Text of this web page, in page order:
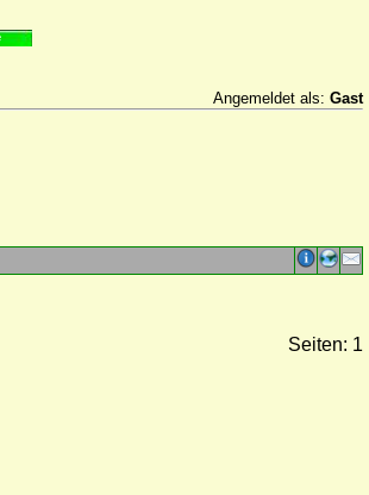
Angemeldet als: Gast
Seiten: 1